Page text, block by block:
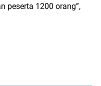
peserta 1200 orang”,